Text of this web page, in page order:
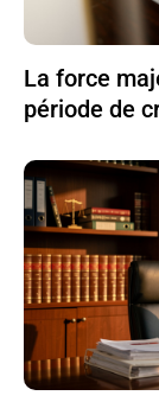
La force
période de